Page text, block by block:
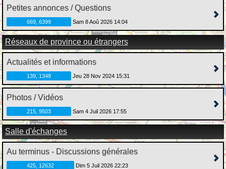
Petites annonces / Questions
669, 6399 Sam 8 Aoû 2026 14:04
Réseaux de province ou étrangers
Actualités et informations
139, 1348 Jeu 28 Nov 2024 15:31
Photos / Vidéos
215, 9503 Sam 4 Juil 2026 17:55
Salle d'échanges
Au terminus - Discussions générales
425, 12632 Dim 5 Juil 2026 22:23